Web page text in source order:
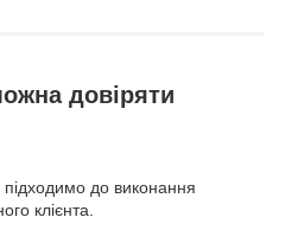
довіряти
до виконання
клієнта.